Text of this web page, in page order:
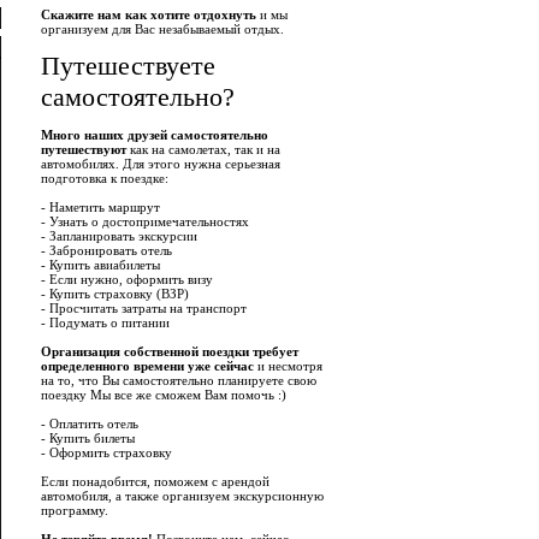
Скажите нам как хотите отдохнуть и мы
организуем для Вас незабываемый отдых.
Путешествуете
самостоятельно?
Много наших друзей самостоятельно
путешествуюткак на самолетах, так и на
автомобилях. Для этого нужна серьезная
подготовка к поездке:
- Наметить маршрут
- Узнать о достопримечательностях
- Запланировать экскурсии
- Забронировать отель
- Купить авиабилеты
- Если нужно, оформить визу
- Купить страховку (ВЗР)
- Просчитать затраты на транспорт
- Подумать о питании
Организация собственной поездки требует
определенного времени уже сейчас и несмотря
на то, что Вы самостоятельно планируете свою
поездку Мы все же сможем Вам помочь :)
- Оплатить отель
- Купить билеты
- Оформить страховку
Если понадобится, поможем с арендой
автомобиля, а также организуем экскурсионную
программу.